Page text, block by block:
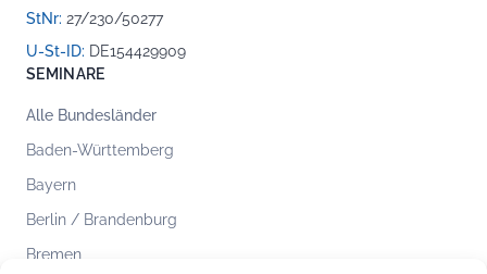
StNr: 27/230/50277
U-St-ID: DE154429909
SEMINARE
Alle Bundesländer
Baden-Württemberg
Bayern
Berlin / Brandenburg
Bremen